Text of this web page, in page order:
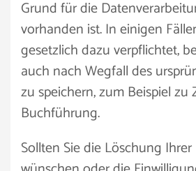
Grund für die
vorhanden ist. In einigen
gesetzlich dazu verpflichtet,
auch nach Wegfall des
zu speichern, zum Beispiel zu
Buchführung.
Sollten Sie die Löschung